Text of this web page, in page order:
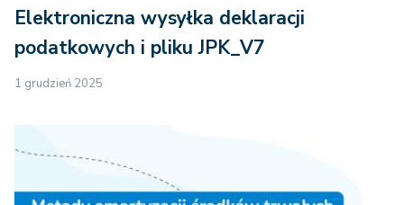
Elektroniczna wysyłka deklaracji
podatkowych i pliku JPK_V7
1 grudzień 2025